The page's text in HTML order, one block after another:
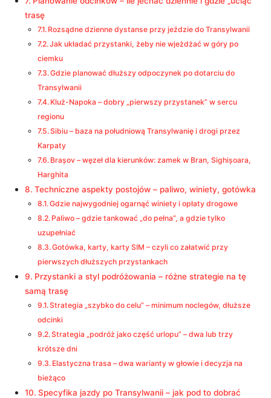
trasę
Rozsądne dzienne dystanse przy jeździe do Transylwanii
Jak układać przystanki, żeby nie wjeżdżać w góry po
ciemku
Gdzie planować dłuższy odpoczynek po dotarciu do
Transylwanii
Kluż-Napoka – dobry „pierwszy przystanek” w sercu
regionu
Sibiu – baza na południową Transylwanię i drogi przez
Karpaty
Brașov – węzeł dla kierunków: zamek w Bran, Sighișoara,
Harghita
Techniczne aspekty postojów – paliwo, winiety, gotówka
Gdzie najwygodniej ogarnąć winiety i opłaty drogowe
Paliwo – gdzie tankować „do pełna”, a gdzie tylko
uzupełniać
Gotówka, karty, karty SIM – czyli co załatwić przy
pierwszych dłuższych przystankach
Przystanki a styl podróżowania – różne strategie na tę
samą trasę
Strategia „szybko do celu” – minimum noclegów, dłuższe
odcinki
Strategia „podróż jako część urlopu” – dwa lub trzy
krótsze dni
Elastyczna trasa – dwa warianty w głowie i decyzja na
bieżąco
Specyfika jazdy po Transylwanii – jak pod to dobrać